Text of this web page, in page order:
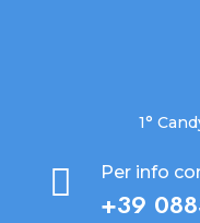
1°
 Per info
+39